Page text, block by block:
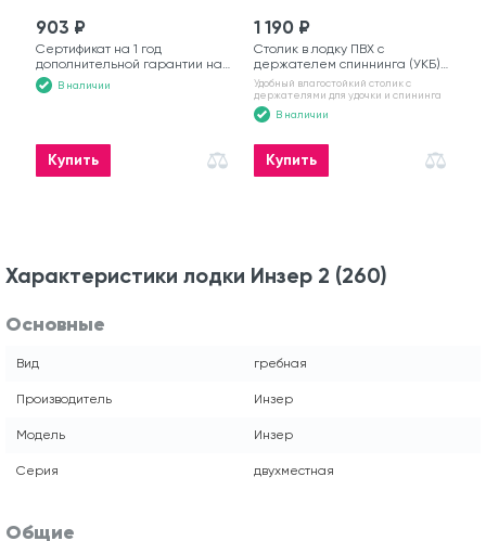
903 ₽
Сертификат на 1 год
дополнительной гарантии на
гребную лодку
В наличии
Купить
1 190 ₽
Столик в лодку ПВХ с
держателем спиннинга (УКБ)
№6
Удобный влагостойкий столик с
держателями для удочки и спининга
В наличии
Купить
Характеристики лодки Инзер 2 (260)
Основные
Вид гребная
Производитель Инзер
Модель Инзер
Серия двухместная
Общие